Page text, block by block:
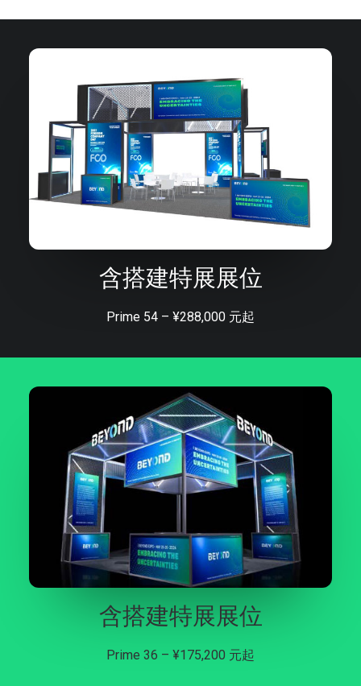
含搭建特展展位
Prime 54 – ¥288,000 元起
含搭建特展展位
Prime 36 – ¥175,200 元起